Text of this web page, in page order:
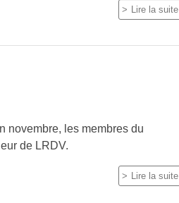
Lire la suite
novembre, les membres du
de LRDV.
Lire la suite